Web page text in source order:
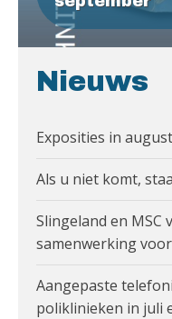
Nieuws
Exposities in
Als u niet komt,
Slingeland en MSC
samenwerking
Aangepaste
poliklinieken in juli